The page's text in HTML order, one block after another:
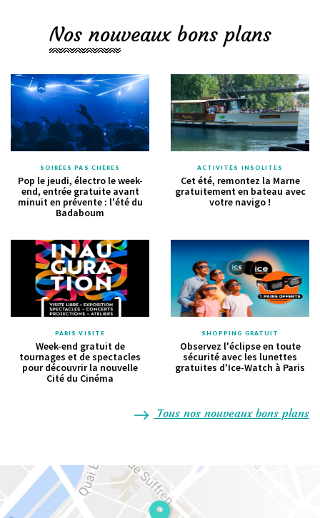
Nos nouveaux bons plans
SOIRÉES PAS CHÈRES
Pop le jeudi, électro le week-
end, entrée gratuite avant
minuit en prévente : l'été du
Badaboum
ACTIVITÉS INSOLITES
Cet été, remontez la Marne
gratuitement en bateau avec
votre navigo !
PARIS VISITE
Week-end gratuit de
tournages et de spectacles
pour découvrir la nouvelle
Cité du Cinéma
SHOPPING GRATUIT
Observez l'éclipse en toute
sécurité avec les lunettes
gratuites d'Ice-Watch à Paris
Tous nos nouveaux bons plans